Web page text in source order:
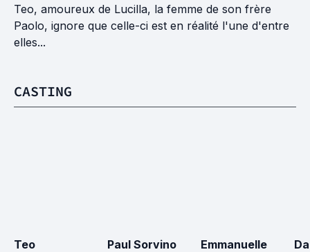
Teo, amoureux de Lucilla, la femme de son frère
Paolo, ignore que celle-ci est en réalité l'une d'entre
elles...
CASTING
Teo
Paul Sorvino
Emmanuelle